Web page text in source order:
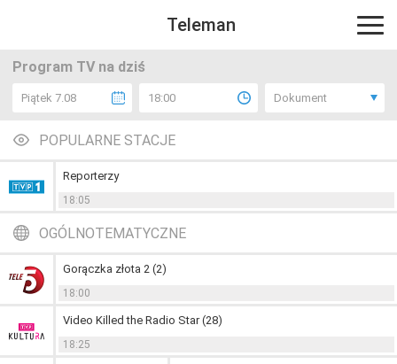
Teleman
Program TV na dziś
Piątek 7.08 18:00 Dokument
POPULARNE STACJE
Reporterzy
18:05
OGÓLNOTEMATYCZNE
Gorączka złota 2 (2)
18:00
Video Killed the Radio Star (28)
18:25